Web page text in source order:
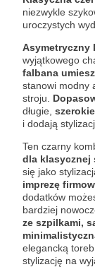
niezwykle
uroczystych
Asymetryczny
wyjątkowego
falbana
stanowi modny
stroju.
długie,
i dodają
Ten czarny
dla klasycznej
się jako
imprezę
dodatków
bardziej
ze szpilkami,
elegancką
stylizację na